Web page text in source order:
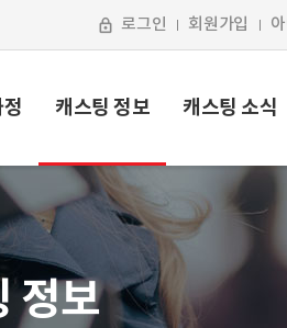
로그인 회원가입
캐스팅 정보 캐스팅 소식
정보